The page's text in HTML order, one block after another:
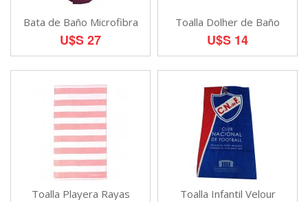
Bata de Baño Microfibra
U$S 27
Toalla Dolher de Baño
U$S 14
Toalla Playera Rayas Toalla Infantil Velour